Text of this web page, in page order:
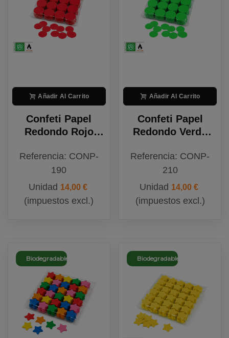
Añadir Al Carrito
Confeti Papel
Redondo Rojo
Referencia: CONP-
190
Unidad 14,00 €
(impuestos excl.)
Añadir Al Carrito
Confeti Papel
Redondo Verde
Biodegradable
Referencia: CONP-
210
Unidad 14,00 €
(impuestos excl.)
Biodegradable Biodegradable